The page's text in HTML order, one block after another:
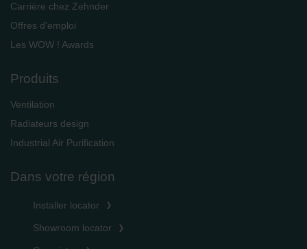
Carrière chez Zehnder
Offres d'emploi
Les WOW ! Awards
Produits
Ventilation
Radiateurs design
Industrial Air Purification
Dans votre région
Installer locator
Showroom locator